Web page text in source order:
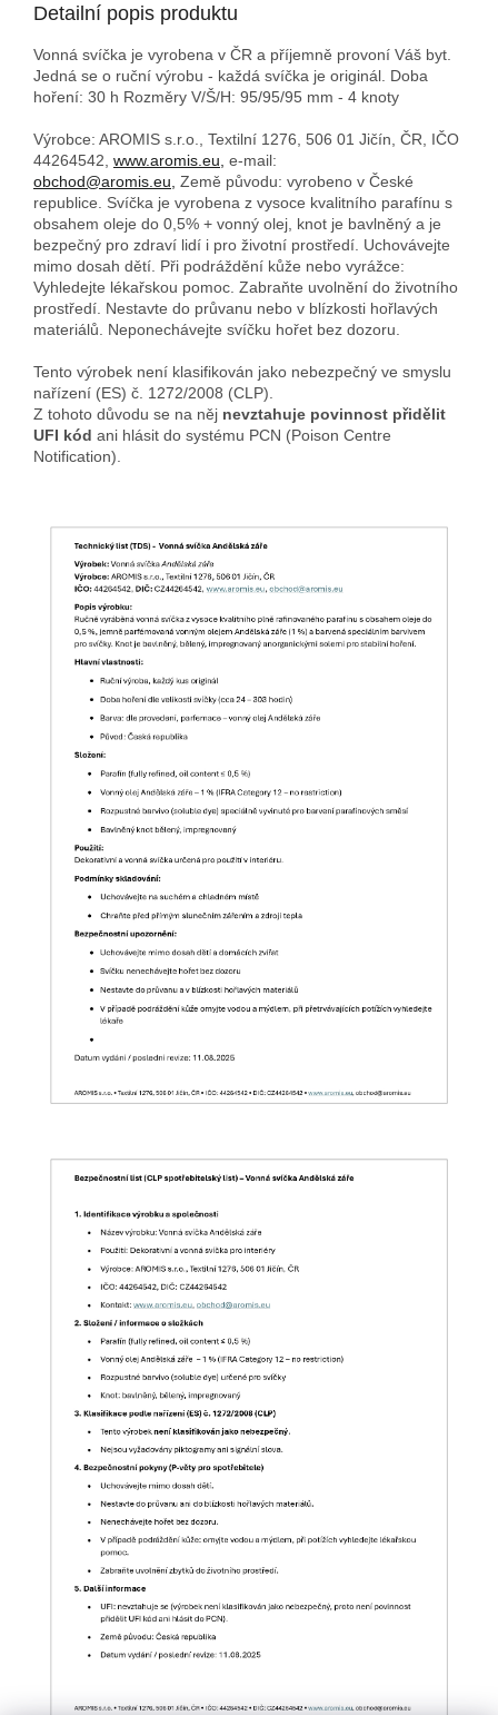
Detailní popis produktu
Vonná svíčka je vyrobena v ČR a příjemně provoní Váš byt.
Jedná se o ruční výrobu - každá svíčka je originál. Doba
hoření: 30 h Rozměry V/Š/H: 95/95/95 mm - 4 knoty
Výrobce: AROMIS s.r.o., Textilní 1276, 506 01 Jičín, ČR, IČO
44264542, www.aromis.eu, e-mail:
obchod@aromis.eu, Země původu: vyrobeno v České
republice. Svíčka je vyrobena z vysoce kvalitního parafínu s
obsahem oleje do 0,5% + vonný olej, knot je bavlněný a je
bezpečný pro zdraví lidí i pro životní prostředí. Uchovávejte
mimo dosah dětí. Při podráždění kůže nebo vyrážce:
Vyhledejte lékařskou pomoc. Zabraňte uvolnění do životního
prostředí. Nestavte do průvanu nebo v blízkosti hořlavých
materiálů. Neponechávejte svíčku hořet bez dozoru.
Tento výrobek není klasifikován jako nebezpečný ve smyslu
nařízení (ES) č. 1272/2008 (CLP).
Z tohoto důvodu se na něj nevztahuje povinnost přidělit
UFI kód ani hlásit do systému PCN (Poison Centre
Notification).